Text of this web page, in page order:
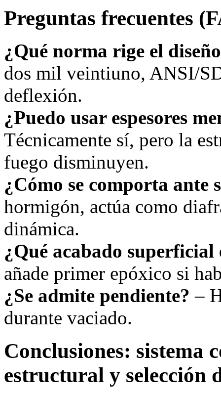
Preguntas frecuentes
¿Qué norma rige el
dos mil veintiuno, ANSI/
deflexión.
¿Puedo usar espesores
Técnicamente sí, pero la
fuego disminuyen.
¿Cómo se comporta ante
hormigón, actúa como
dinámica.
¿Qué acabado superficial
añade primer epóxico si
¿Se admite pendiente? –
durante vaciado.
Conclusiones: sistema
estructural y selección